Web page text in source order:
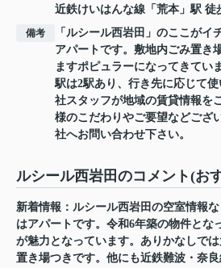
近鉄けいはんな線 「 荒本 」駅 徒
備考
「ルシール西岩田」のここがイ
アパートです。敷地内ごみ置き
ますポピュラーになってきてい
駅は2駅あり、行き先に応じて
社スタッフが地域の賃貸情報を
様のこだわりやご要望などござ
社へお問い合わせ下さい。
ルシール西岩田のコメント(お
新着情報：ルシール西岩田の空室情報
はアパートです。令和6年築の物件とな
が魅力となっています。ありかなしで
置き場つきです。他にも近鉄難波・奈